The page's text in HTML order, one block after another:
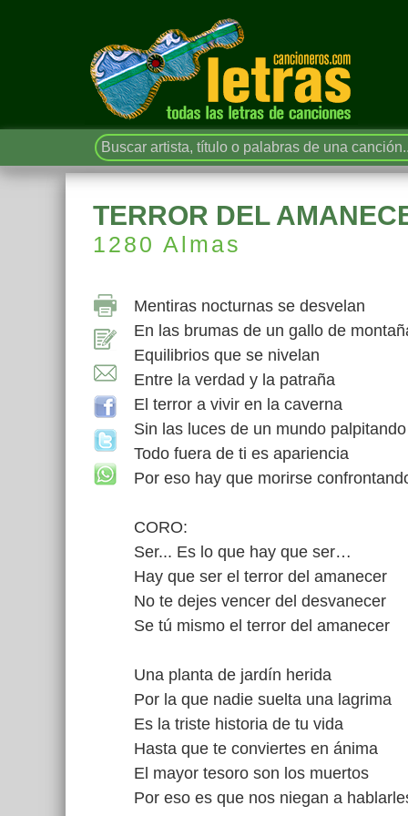
TERROR DEL
1280 Almas
Mentiras nocturnas se desvelan
En las brumas de un gallo de
Equilibrios que se nivelan
Entre la verdad y la patraña
El terror a vivir en la caverna
Sin las luces de un mundo palpitando
Todo fuera de ti es apariencia
Por eso hay que morirse
CORO:
Ser... Es lo que hay que ser…
Hay que ser el terror del amanecer
No te dejes vencer del desvanecer
Se tú mismo el terror del amanecer
Una planta de jardín herida
Por la que nadie suelta una lagrima
Es la triste historia de tu vida
Hasta que te conviertes en ánima
El mayor tesoro son los muertos
Por eso es que nos niegan a